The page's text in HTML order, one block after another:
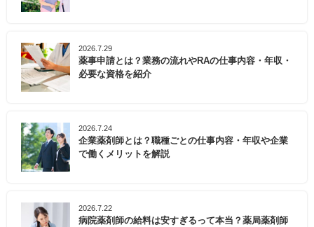
2026.7.29
薬事申請とは？業務の流れやRAの仕事内容・年収・
必要な資格を紹介
2026.7.24
企業薬剤師とは？職種ごとの仕事内容・年収や企業
で働くメリットを解説
2026.7.22
病院薬剤師の給料は安すぎるって本当？薬局薬剤師